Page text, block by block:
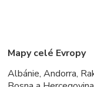
Mapy celé Evropy
Albánie, Andorra,